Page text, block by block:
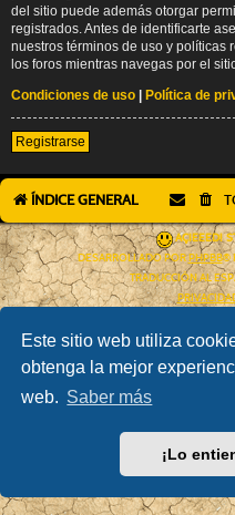
Este sitio web utiliza
obtenga la mejor
web. Saber más
¡Lo
del sitio puede además otorgar
registrados. Antes de identificarte
nuestros términos de uso y políticas
los foros mientras navegas por el
Condiciones de uso | Política de
Registrarse
ÍNDICE GENERAL
AÇIEEED!
DESARROLLADO POR PHPBB®
TRADUCCIÓN AL